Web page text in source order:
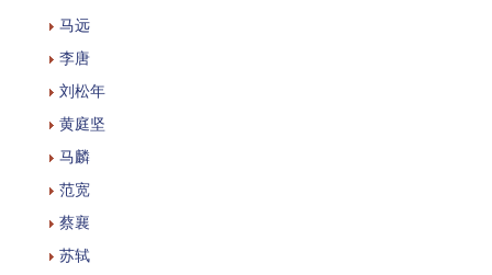
马远
李唐
刘松年
黄庭坚
马麟
范宽
蔡襄
苏轼